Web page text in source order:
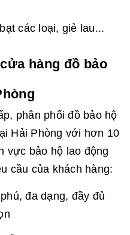
các loại, giẻ lau...
hàng đồ bảo
phân phối đồ bảo hộ
Hải Phòng với hơn 10
vực bảo hộ lao động
cầu của khách hàng:
đa dạng, đầy đủ